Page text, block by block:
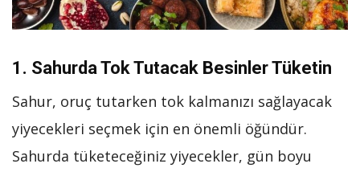
1. Sahurda Tok Tutacak Besinler Tüketin
Sahur, oruç tutarken tok kalmanızı sağlayacak
yiyecekleri seçmek için en önemli öğündür.
Sahurda tüketeceğiniz yiyecekler, gün boyu